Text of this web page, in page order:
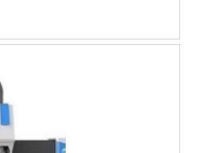
de 1 a 4 dias
para prototipagem e
assegurando
e repetibilidade